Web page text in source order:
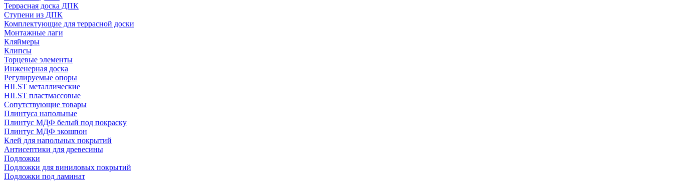
Террасная доска ДПК
Ступени из ДПК
Комплектующие для террасной доски
Монтажные лаги
Кляймеры
Клипсы
Торцевые элементы
Инженерная доска
Регулируемые опоры
HILST металлические
HILST пластмассовые
Сопутствующие товары
Плинтуса напольные
Плинтус МДФ белый под покраску
Плинтус МДФ экошпон
Клей для напольных покрытий
Антисептики для древесины
Подложки
Подложки для виниловых покрытий
Подложки под ламинат